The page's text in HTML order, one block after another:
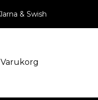
& Swish
Varukorg